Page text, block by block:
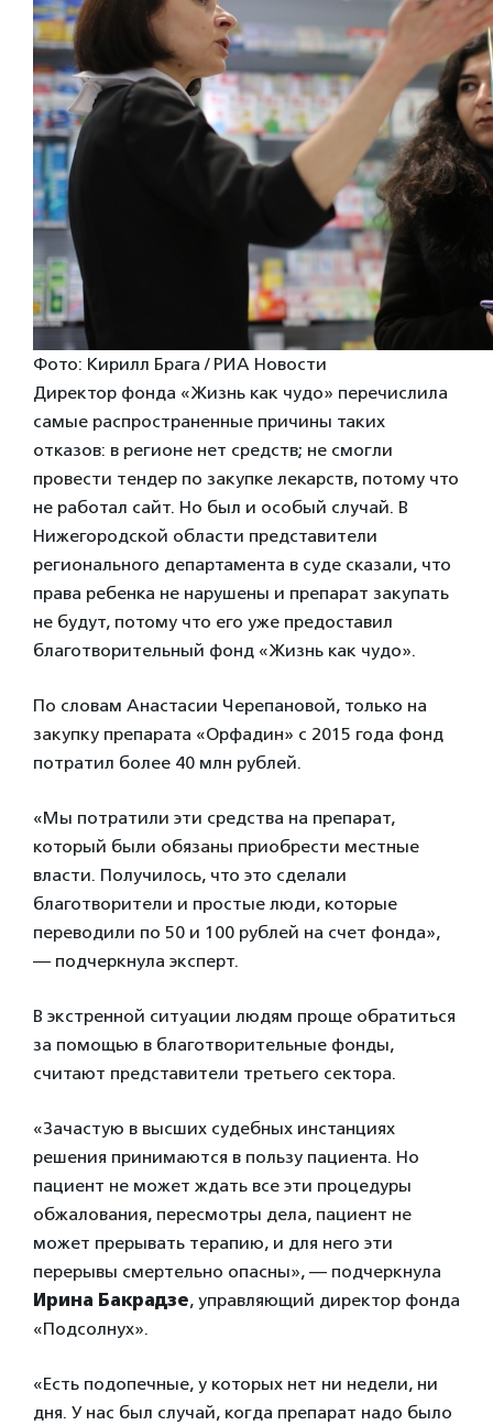
Фото: Кирилл Брага / РИА Новости
Директор фонда «Жизнь как чудо» перечислила
самые распространенные причины таких
отказов: в регионе нет средств; не смогли
провести тендер по закупке лекарств, потому что
не работал сайт. Но был и особый случай. В
Нижегородской области представители
регионального департамента в суде сказали, что
права ребенка не нарушены и препарат закупать
не будут, потому что его уже предоставил
благотворительный фонд «Жизнь как чудо».
По словам Анастасии Черепановой, только на
закупку препарата «Орфадин» с 2015 года фонд
потратил более 40 млн рублей.
«Мы потратили эти средства на препарат,
который были обязаны приобрести местные
власти. Получилось, что это сделали
благотворители и простые люди, которые
переводили по 50 и 100 рублей на счет фонда»,
— подчеркнула эксперт.
В экстренной ситуации людям проще обратиться
за помощью в благотворительные фонды,
считают представители третьего сектора.
«Зачастую в высших судебных инстанциях
решения принимаются в пользу пациента. Но
пациент не может ждать все эти процедуры
обжалования, пересмотры дела, пациент не
может прерывать терапию, и для него эти
перерывы смертельно опасны», — подчеркнула
Ирина Бакрадзе, управляющий директор фонда
«Подсолнух».
«Есть подопечные, у которых нет ни недели, ни
дня. У нас был случай, когда препарат надо было